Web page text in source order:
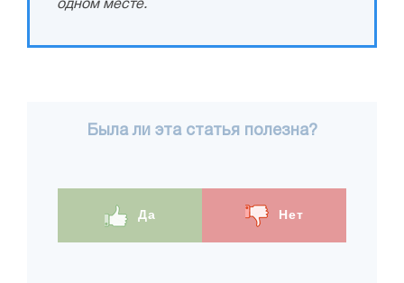
одном месте.
Была ли эта статья полезна?
Да Нет